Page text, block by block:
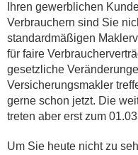
Ihren gewerblichen
Verbrauchern sind Sie
standardmäßigen
für faire
gesetzliche
Versicherungsmakler
gerne schon jetzt. Die
treten aber erst zum
Um Sie heute nicht zu